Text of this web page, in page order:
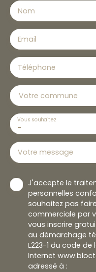
Nom
Email
Téléphone
Votre commune
-
Vous souhaitez
Votre message
J'accepte le
personnelles
souhaitez pas
commerciale par
vous inscrire
au démarchage
L223-1 du code
Internet
adressé à :